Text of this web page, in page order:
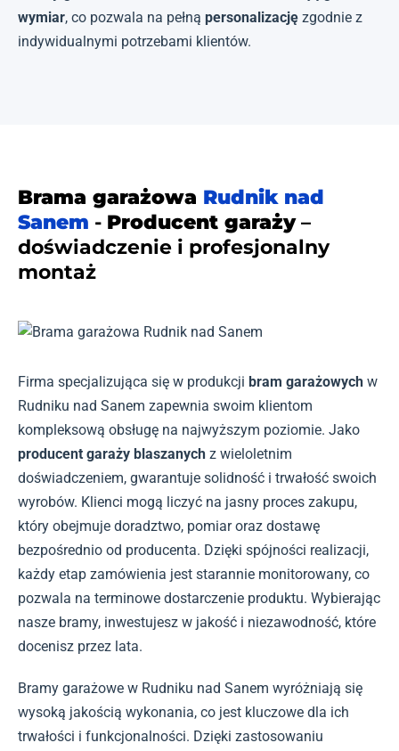
wymiar, co pozwala na pełną personalizację zgodnie z
indywidualnymi potrzebami klientów.
Brama garażowa Rudnik nad
Sanem - Producent garaży–
doświadczenie i profesjonalny
montaż
Firma specjalizująca się w produkcji bram garażowych w
Rudniku nad Sanem zapewnia swoim klientom
kompleksową obsługę na najwyższym poziomie. Jako
producent garaży blaszanych z wieloletnim
doświadczeniem, gwarantuje solidność i trwałość swoich
wyrobów. Klienci mogą liczyć na jasny proces zakupu,
który obejmuje doradztwo, pomiar oraz dostawę
bezpośrednio od producenta. Dzięki spójności realizacji,
każdy etap zamówienia jest starannie monitorowany, co
pozwala na terminowe dostarczenie produktu. Wybierając
nasze bramy, inwestujesz w jakość i niezawodność, które
docenisz przez lata.
Bramy garażowe w Rudniku nad Sanem wyróżniają się
wysoką jakością wykonania, co jest kluczowe dla ich
trwałości i funkcjonalności. Dzięki zastosowaniu